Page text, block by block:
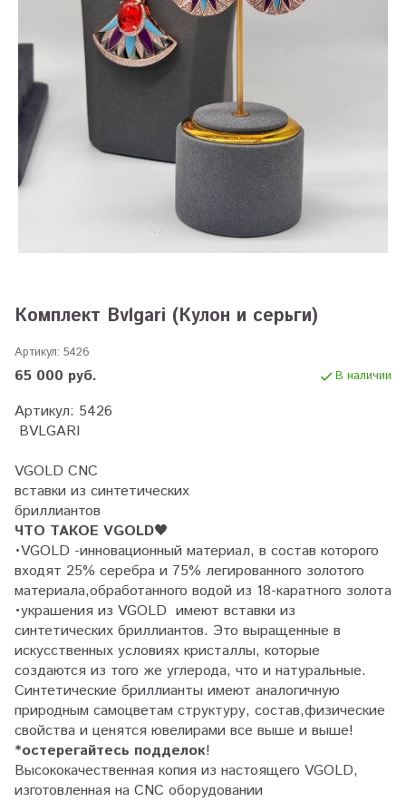
Комплект Bvlgari (Кулон и серьги)
Артикул: 5426
65 000 руб. В наличии
Артикул: 5426
BVLGARI
VGOLD CNC
вставки из синтетических
бриллиантов
ЧТО ТАКОЕ VGOLD🖤
•VGOLD -инновационный материал, в состав которого
входят 25% серебра и 75% легированного золотого
материала,обработанного водой из 18-каратного золота
•украшения из VGOLD имеют вставки из
синтетических бриллиантов. Это выращенные в
искусственных условиях кристаллы, которые
создаются из того же углерода, что и натуральные.
Синтетические бриллианты имеют аналогичную
природным самоцветам структуру, состав,физические
свойства и ценятся ювелирами все выше и выше!
*остерегайтесь подделок!
Высококачественная копия из настоящего VGOLD,
изготовленная на CNC оборудовании